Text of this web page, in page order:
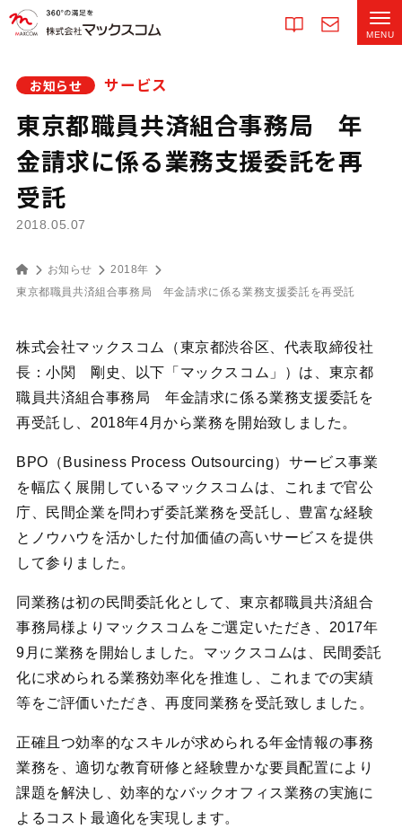
お知らせ サービス
東京都職員共済組合事務局 年
金請求に係る業務支援委託を再
受託
2018.05.07
お知らせ
2018年
東京都職員共済組合事務局 年金請求に係る業務支援委託を再受託
株式会社マックスコム（東京都渋谷区、代表取締役社
長：小関 剛史、以下「マックスコム」）は、東京都
職員共済組合事務局 年金請求に係る業務支援委託を
再受託し、2018年4月から業務を開始致しました。
BPO（Business Process Outsourcing）サービス事業
を幅広く展開しているマックスコムは、これまで官公
庁、民間企業を問わず委託業務を受託し、豊富な経験
とノウハウを活かした付加価値の高いサービスを提供
して参りました。
同業務は初の民間委託化として、東京都職員共済組合
事務局様よりマックスコムをご選定いただき、2017年
9月に業務を開始しました。マックスコムは、民間委託
化に求められる業務効率化を推進し、これまでの実績
等をご評価いただき、再度同業務を受託致しました。
正確且つ効率的なスキルが求められる年金情報の事務
業務を、適切な教育研修と経験豊かな要員配置により
課題を解決し、効率的なバックオフィス業務の実施に
よるコスト最適化を実現します。